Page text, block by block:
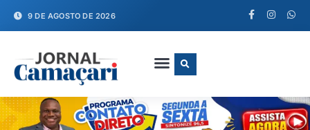
9 DE AGOSTO DE 2026